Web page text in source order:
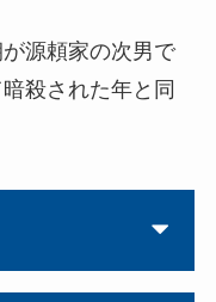
源頼家の次男で
殺された年と同